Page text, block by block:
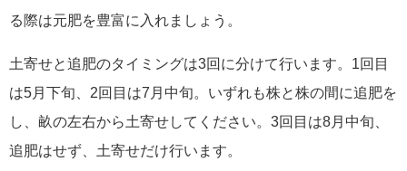
る際は元肥を豊富に入れましょう。
土寄せと追肥のタイミングは3回に分けて行います。1回目
は5月下旬、2回目は7月中旬。いずれも株と株の間に追肥を
し、畝の左右から土寄せしてください。3回目は8月中旬、
追肥はせず、土寄せだけ行います。